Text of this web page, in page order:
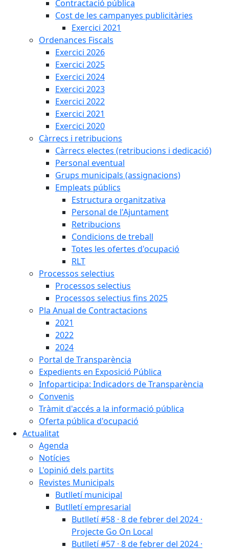
Contractació pública
Cost de les campanyes publicitàries
Exercici 2021
Ordenances Fiscals
Exercici 2026
Exercici 2025
Exercici 2024
Exercici 2023
Exercici 2022
Exercici 2021
Exercici 2020
Càrrecs i retribucions
Càrrecs electes (retribucions i dedicació)
Personal eventual
Grups municipals (assignacions)
Empleats públics
Estructura organitzativa
Personal de l'Ajuntament
Retribucions
Condicions de treball
Totes les ofertes d'ocupació
RLT
Processos selectius
Processos selectius
Processos selectius fins 2025
Pla Anual de Contractacions
2021
2022
2024
Portal de Transparència
Expedients en Exposició Pública
Infoparticipa: Indicadors de Transparència
Convenis
Tràmit d'accés a la informació pública
Oferta pública d'ocupació
Actualitat
Agenda
Notícies
L'opinió dels partits
Revistes Municipals
Butlletí municipal
Butlletí empresarial
Butlletí #58 · 8 de febrer del 2024 ·
Projecte Go On Local
Butlletí #57 · 8 de febrer del 2024 ·